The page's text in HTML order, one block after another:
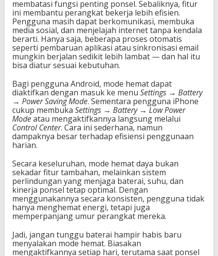
membatasi fungsi penting ponsel. Sebaliknya, fitur
ini membantu perangkat bekerja lebih efisien.
Pengguna masih dapat berkomunikasi, membuka
media sosial, dan menjelajah internet tanpa kendala
berarti. Hanya saja, beberapa proses otomatis
seperti pembaruan aplikasi atau sinkronisasi email
mungkin berjalan sedikit lebih lambat — dan hal itu
bisa diatur sesuai kebutuhan.
Bagi pengguna Android, mode hemat dapat
diaktifkan dengan masuk ke menu Settings → Battery
→ Power Saving Mode. Sementara pengguna iPhone
cukup membuka Settings → Battery → Low Power
Modeatau mengaktifkannya langsung melalui
Control Center. Cara ini sederhana, namun
dampaknya besar terhadap efisiensi penggunaan
harian.
Secara keseluruhan, mode hemat daya bukan
sekadar fitur tambahan, melainkan sistem
perlindungan yang menjaga baterai, suhu, dan
kinerja ponsel tetap optimal. Dengan
menggunakannya secara konsisten, pengguna tidak
hanya menghemat energi, tetapi juga
memperpanjang umur perangkat mereka.
Jadi, jangan tunggu baterai hampir habis baru
menyalakan mode hemat. Biasakan
mengaktifkannya setiap hari, terutama saat ponsel